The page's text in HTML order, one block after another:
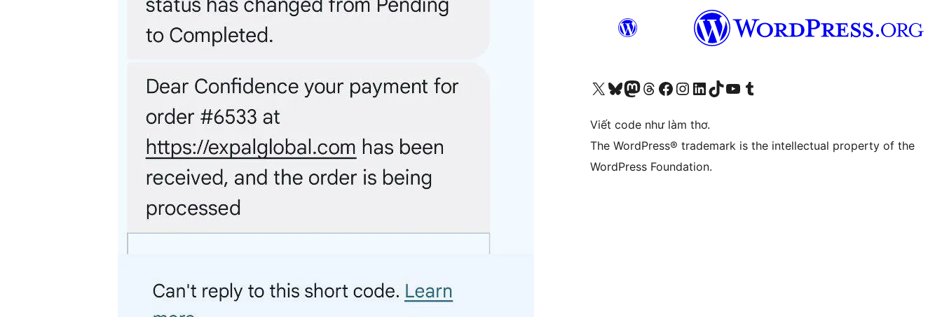
Truy cập tài khoản X (trước đây là Twitter) của chúng tôiVisit our Bluesky account
Visit our Mastodon account
Visit our Threads account
Xem trang Facebook của chúng tôiTruy cập tài khoản Instagram của chúng tôiTruy cập tài khoản LinkedIn của chúng tôiVisit our TikTok account
Truy cập kênh YouTube của chúng tôi Visit our Tumblr account
Viết code như làm thơ.
The WordPress® trademark is the intellectual property of the
WordPress Foundation.